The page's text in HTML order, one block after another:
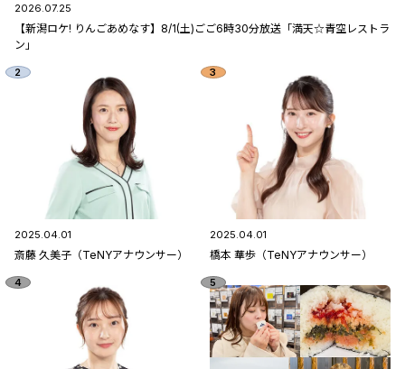
2026.07.25
【新潟ロケ! りんごあめなす】8/1(土)ごご6時30分放送「満天☆青空レストラ
ン」
2025.04.01
斎藤 久美子（TeNYアナウンサー）
2025.04.01
橋本 華歩（TeNYアナウンサー）